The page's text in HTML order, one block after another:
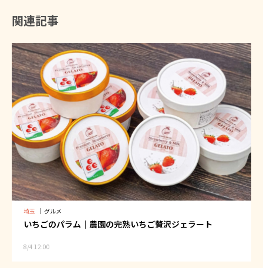
関連記事
埼玉 ｜ グルメ
いちごのパラム｜農園の完熟いちご贅沢ジェラート
8/4 12:00